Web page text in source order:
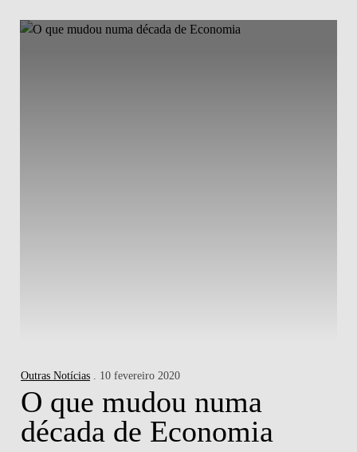
Outras Notícias . 10 fevereiro 2020
O que mudou numa
década de Economia